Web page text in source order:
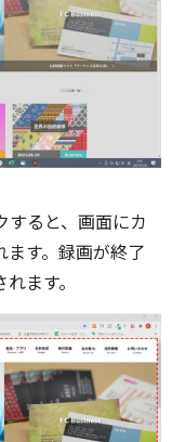
ると、画面にカ
す。録画が終了
ます。